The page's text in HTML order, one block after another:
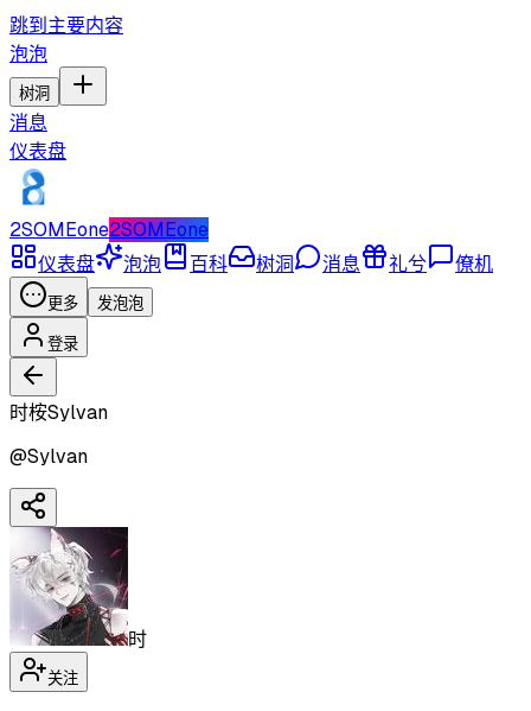
跳到主要内容
泡泡
树洞
消息
仪表盘
2SOMEone2SOMEone
仪表盘
泡泡 百科 树洞 消息 礼兮 僚机
更多 发泡泡
登录
时桉Sylvan
@Sylvan
时
关注